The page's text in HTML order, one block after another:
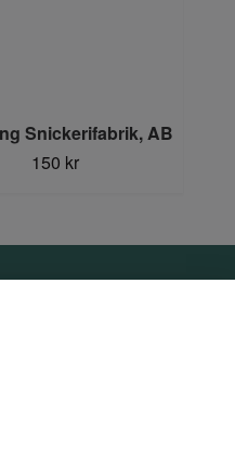
Snickerifabrik, AB
150 kr